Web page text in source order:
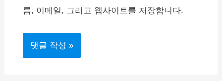
름, 이메일, 그리고 웹사이트를 저장합니다.